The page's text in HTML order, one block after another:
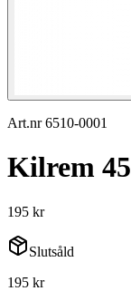
Art.nr 6510-0001
Kilrem
195 kr
Slutsåld
195 kr